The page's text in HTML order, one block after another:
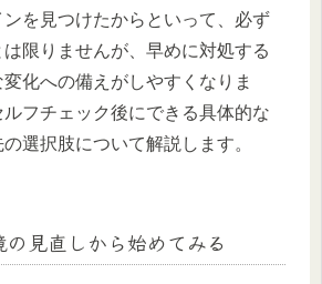
を見つけたからといって、必ず
限りませんが、早めに対処する
化への備えがしやすくなりま
フチェック後にできる具体的な
選択肢について解説します。
見直しから始めてみる